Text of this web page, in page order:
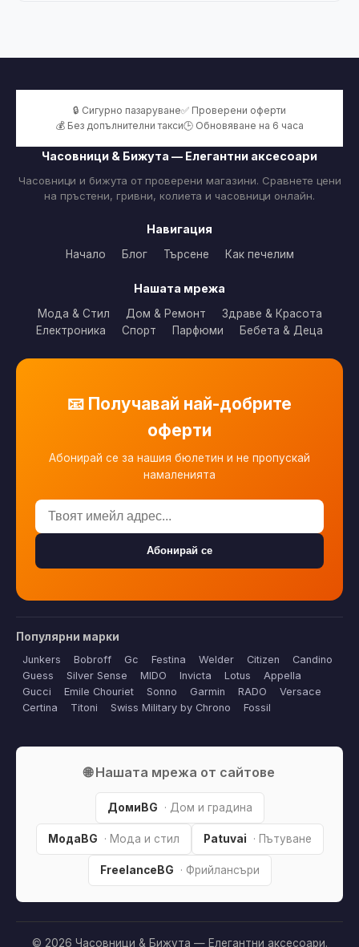
🔒 Сигурно пазаруване✅ Проверени оферти
💰 Без допълнителни такси🕒 Обновяване на 6 часа
Часовници & Бижута — Елегантни аксесоари
Часовници и бижута от проверени магазини. Сравнете цени
на пръстени, гривни, колиета и часовници онлайн.
Навигация
Начало Блог Търсене Как печелим
Нашата мрежа
Мода & Стил Дом & Ремонт
Здраве & Красота
Електроника
Спорт Парфюми Бебета & Деца
📧 Получавай най-добрите
оферти
Абонирай се за нашия бюлетин и не пропускай
намаленията
Абонирай се
Популярни марки
Junkers Bobroff Gc Festina Welder Citizen
Candino
Guess
Silver Sense MIDO Invicta Lotus
Appella
Gucci
Emile Chouriet Sonno Garmin RADO
Versace
Certina
Titoni Swiss Military by Chrono Fossil
🌐 Нашата мрежа от сайтове
ДомиBG · Дом и градина
МодаBG · Мода и стил Patuvai · Пътуване
FreelanceBG · Фрийлансъри
© 2026 Часовници & Бижута — Елегантни аксесоари.